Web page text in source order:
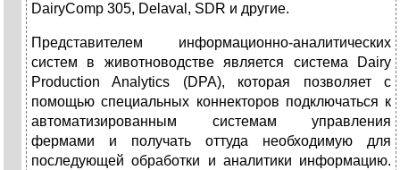
DairyСomp 305, Delaval, SDR и другие.
Представителем информационно-аналитических
систем в животноводстве является система Dairy
Production Analytics (DPA), которая позволяет с
помощью специальных коннекторов подключаться к
автоматизированным системам управления
фермами и получать оттуда необходимую для
последующей обработки и аналитики информацию.